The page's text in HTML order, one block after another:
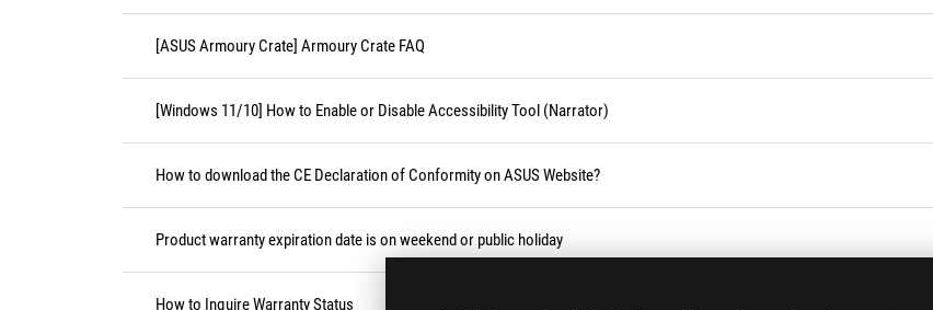
[ASUS Armoury Crate] Armoury Crate FAQ
[Windows 11/10] How to Enable or Disable Accessibility Tool (Narrator)
How to download the CE Declaration of Conformity on ASUS Website?
Product warranty expiration date is on weekend or public holiday
How to Inquire Warranty Status